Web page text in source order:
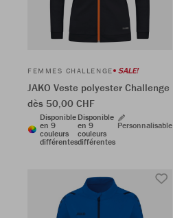
FEMMES CHALLENGE SALE!
JAKO Veste polyester Challenge
dès 50,00 CHF
Disponible
en 9
couleurs
différentes
Disponible
en 9
couleurs
différentes
Personnalisable